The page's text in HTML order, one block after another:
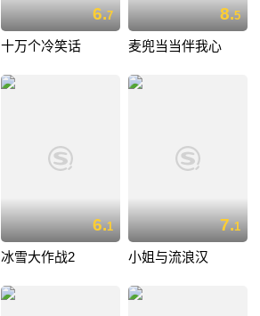
6.7
十万个冷笑话
8.5
麦兜当当伴我心
6.1
冰雪大作战2
7.1
小姐与流浪汉